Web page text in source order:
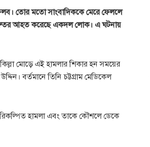
তোর মতো সাংবাদিককে মেরে ফেললে
আহত করেছে একদল লোক। এ ঘটনায়
মোড়ে এই হামলার শিকার হন সময়ের
বর্তমানে তিনি চট্টগ্রাম মেডিকেল
হামলা এবং তাকে কৌশলে ডেকে